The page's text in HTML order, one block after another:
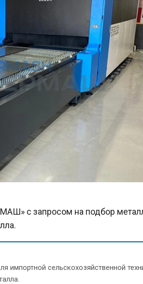
с запросом на подбор
импортной сельскохозяйственной